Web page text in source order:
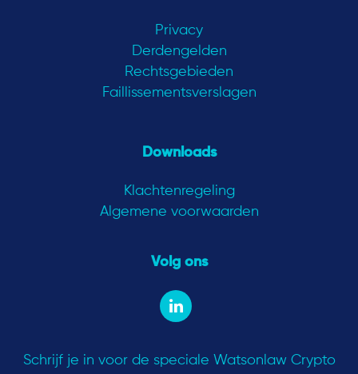
Privacy
Derdengelden
Rechtsgebieden
Faillissementsverslagen
Downloads
Klachtenregeling
Algemene voorwaarden
Volg ons
Schrijf je in voor de speciale Watsonlaw Crypto